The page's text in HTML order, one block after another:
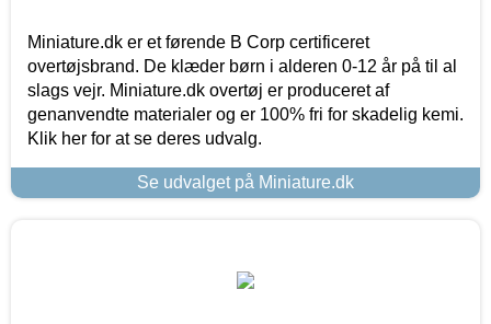
Miniature.dk er et førende B Corp certificeret
overtøjsbrand. De klæder børn i alderen 0-12 år på til al
slags vejr. Miniature.dk overtøj er produceret af
genanvendte materialer og er 100% fri for skadelig kemi.
Klik her for at se deres udvalg.
Se udvalget på Miniature.dk